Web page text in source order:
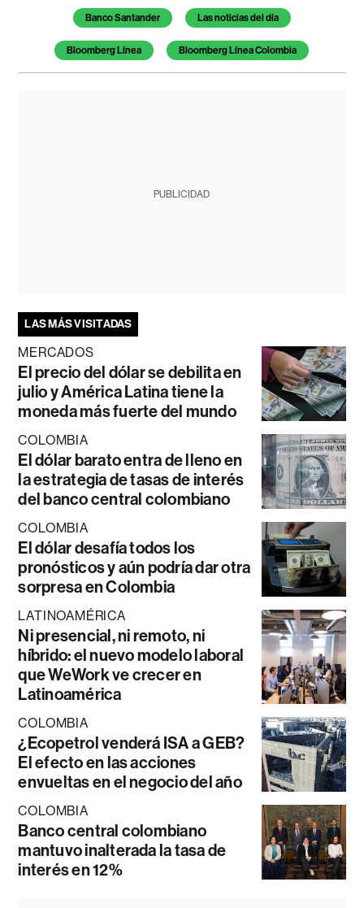
Banco Santander Las noticias del día
Bloomberg Línea Bloomberg Línea Colombia
PUBLICIDAD
LAS MÁS VISITADAS
MERCADOS
El precio del dólar se debilita en
julio y América Latina tiene la
moneda más fuerte del mundo
COLOMBIA
El dólar barato entra de lleno en
la estrategia de tasas de interés
del banco central colombiano
COLOMBIA
El dólar desafía todos los
pronósticos y aún podría dar otra
sorpresa en Colombia
LATINOAMÉRICA
Ni presencial, ni remoto, ni
híbrido: el nuevo modelo laboral
que WeWork ve crecer en
Latinoamérica
COLOMBIA
¿Ecopetrol venderá ISA a GEB?
El efecto en las acciones
envueltas en el negocio del año
COLOMBIA
Banco central colombiano
mantuvo inalterada la tasa de
interés en 12%